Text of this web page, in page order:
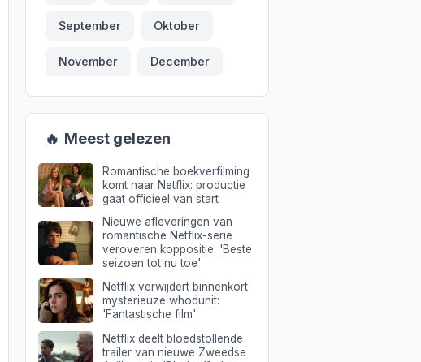
September Oktober
November December
🔥 Meest gelezen
Romantische boekverfilming
komt naar Netflix: productie
gaat officieel van start
Nieuwe afleveringen van
romantische Netflix-serie
veroveren koppositie: 'Beste
seizoen tot nu toe'
Netflix verwijdert binnenkort
mysterieuze whodunit:
'Fantastische film'
Netflix deelt bloedstollende
trailer van nieuwe Zweedse